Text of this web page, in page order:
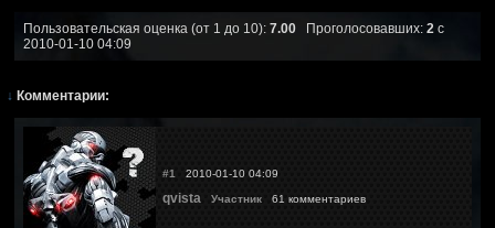
Пользовательская оценка (от 1 до 10): 7.00 Проголосовавших: 2 с
2010-01-10 04:09
↓ Комментарии:
#1 2010-01-10 04:09
qvista Участник 61 комментариев